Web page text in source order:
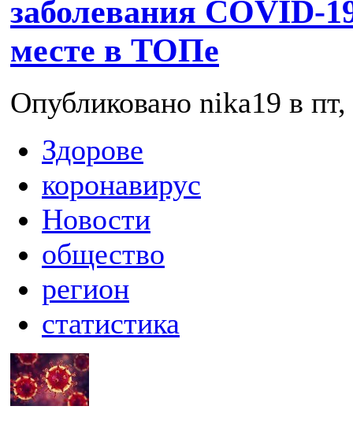
заболевания COVID-
месте в ТОПе
Опубликовано nika19 в
Здорове
коронавирус
Новости
общество
регион
статистика